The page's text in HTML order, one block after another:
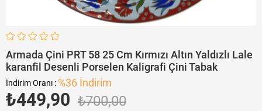
Armada Çini PRT 58 25 Cm Kırmızı Altın Yaldızlı Lale
karanfil Desenli Porselen Kaligrafi Çini Tabak
İndirim Oranı : %36 İndirim
₺700,00
₺449,90